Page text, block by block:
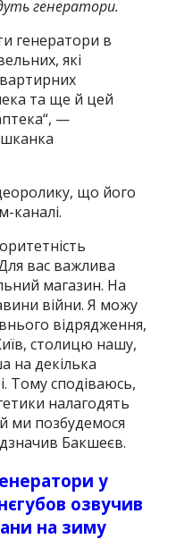
генератори.
генератори в
які
та ще й цей
“, —
що його
каналі.
вас важлива
магазин. На
війни. Я можу
відрядження,
столицю нашу,
на декілька
Тому сподіваюсь,
налагодять
ми позбудемося
Бакшеєв.
у
озвучив
на зиму